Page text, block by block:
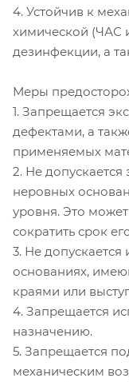
4. Устойчив к
химической (ЧАС
дезинфекции, а
Меры
1. Запрещается
дефектами, а
применяемых
2. Не допускается
неровных
уровня. Это
сократить срок
3. Не допускается
основаниях,
краями или
4. Запрещается
назначению.
5. Запрещается
механическим